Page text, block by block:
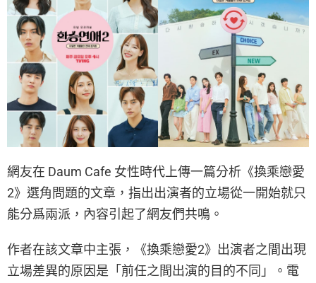
網友在 Daum Cafe 女性時代上傳一篇分析《換乘戀愛
2》選角問題的文章，指出出演者的立場從一開始就只
能分爲兩派，內容引起了網友們共鳴。
作者在該文章中主張，《換乘戀愛2》出演者之間出現
立場差異的原因是「前任之間出演的目的不同」。電